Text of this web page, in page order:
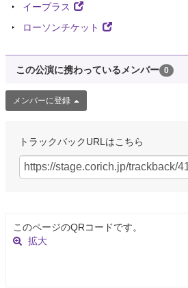
イープラス
ローソンチケット
この公演に携わっているメンバー 0
メンバーに登録
トラックバックURLはこちら
このページのQRコードです。
拡大